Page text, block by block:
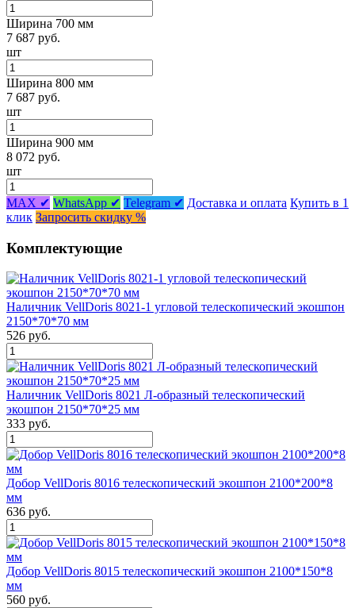
Ширина 700 мм
7 687 руб.
шт
Ширина 800 мм
7 687 руб.
шт
Ширина 900 мм
8 072 руб.
шт
MAX ✔ WhatsApp ✔ Telegram ✔ Доставка и оплата Купить в 1
клик Запросить скидку %
Комплектующие
Наличник VellDoris 8021-1 угловой телескопический экошпон
2150*70*70 мм
526 руб.
Наличник VellDoris 8021 Л-образный телескопический
экошпон 2150*70*25 мм
333 руб.
Добор VellDoris 8016 телескопический экошпон 2100*200*8
мм
636 руб.
Добор VellDoris 8015 телескопический экошпон 2100*150*8
мм
560 руб.